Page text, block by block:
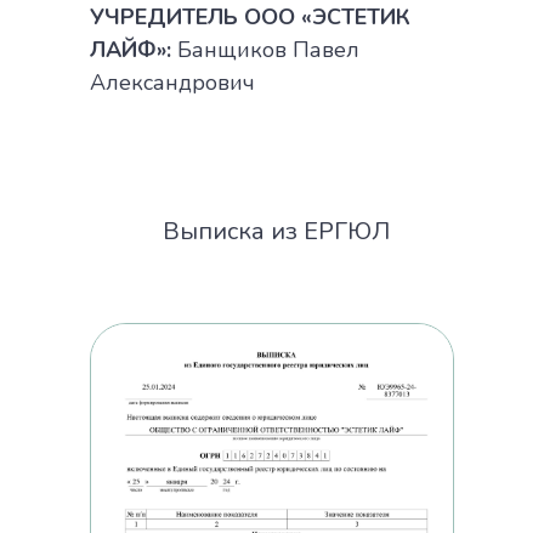
УЧРЕДИТЕЛЬ ООО «ЭСТЕТИК
ЛАЙФ»: Банщиков Павел
Александрович
Выписка из ЕРГЮЛ